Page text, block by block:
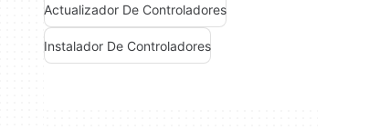
Actualizador De Controladores
Instalador De Controladores